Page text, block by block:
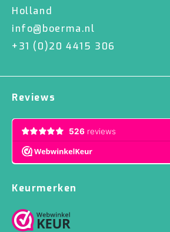
Holland
info@boerma.nl
+31 (0)20 4415 306
Reviews
Keurmerken